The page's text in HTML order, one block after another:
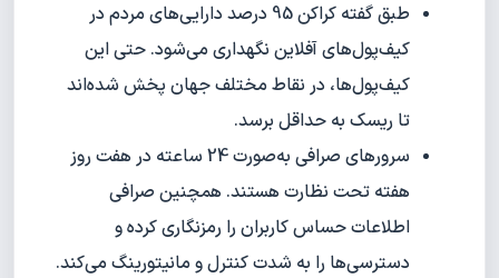
طبق گفته کراکن 95 درصد دارایی‌های مردم در
کیف‌پول‌های آفلاین نگهداری می‌شود. حتی این
کیف‌پول‌ها، در نقاط مختلف جهان پخش شده‌اند
تا ریسک به حداقل برسد.
سرورهای صرافی به‌صورت 24 ساعته در هفت روز
هفته تحت نظارت هستند. همچنین صرافی
اطلاعات حساس کاربران را رمزنگاری کرده و
دسترسی‌ها را به شدت کنترل و مانیتورینگ می‌کند.